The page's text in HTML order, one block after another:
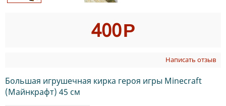
400Р
Написать отзыв
Большая игрушечная кирка героя игры Minecraft
(Майнкрафт) 45 см